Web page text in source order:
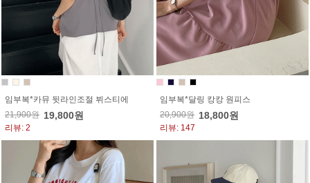
임부복*카뮤 뒷라인조절 뷔스티에
21,900원 19,800원
리뷰: 2
임부복*달링 캉캉 원피스
20,900원 18,800원
리뷰: 147